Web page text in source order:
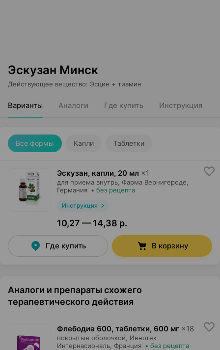
Эскузан Минск
Действующее вещество: Эсцин + тиамин
Варианты Аналоги Где купить Инструкция
Все формы Капли Таблетки
Эскузан, капли, 20 мл ×1
для приема внутрь, Фарма Вернигероде
Германия • без рецепта
Инструкция
10,27 — 14,38 р.
Где купить В корзину
Аналоги и препараты схожего
терапевтического действия
Флебодиа 600, таблетки, 600 мг ×18
покрытые оболочкой,
Иннотек
Интернасиональ , Франция • без рецепта